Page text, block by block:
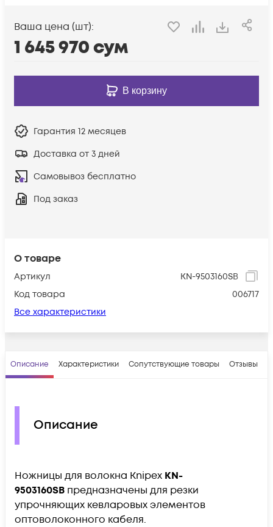
О товаре
Артикул
KN-9503160SB
Код товара
006717
Все характеристики
Ваша цена (шт):
1 645 970сум
В корзину
Гарантия 12 месяцев
Доставка от 3 дней
Самовывоз бесплатно
Под заказ
Описание Характеристики Сопутствующие товары Отзывы
Описание
Ножницы для волокна Knipex KN-
9503160SB предназначены для резки
упрочняющих кевларовых элементов
оптоволоконного кабеля.